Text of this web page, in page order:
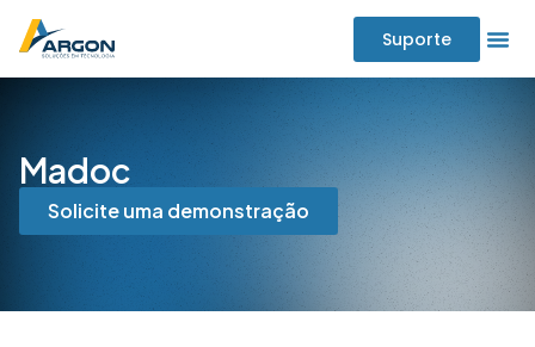
Suporte
Madoc
Solicite uma demonstração